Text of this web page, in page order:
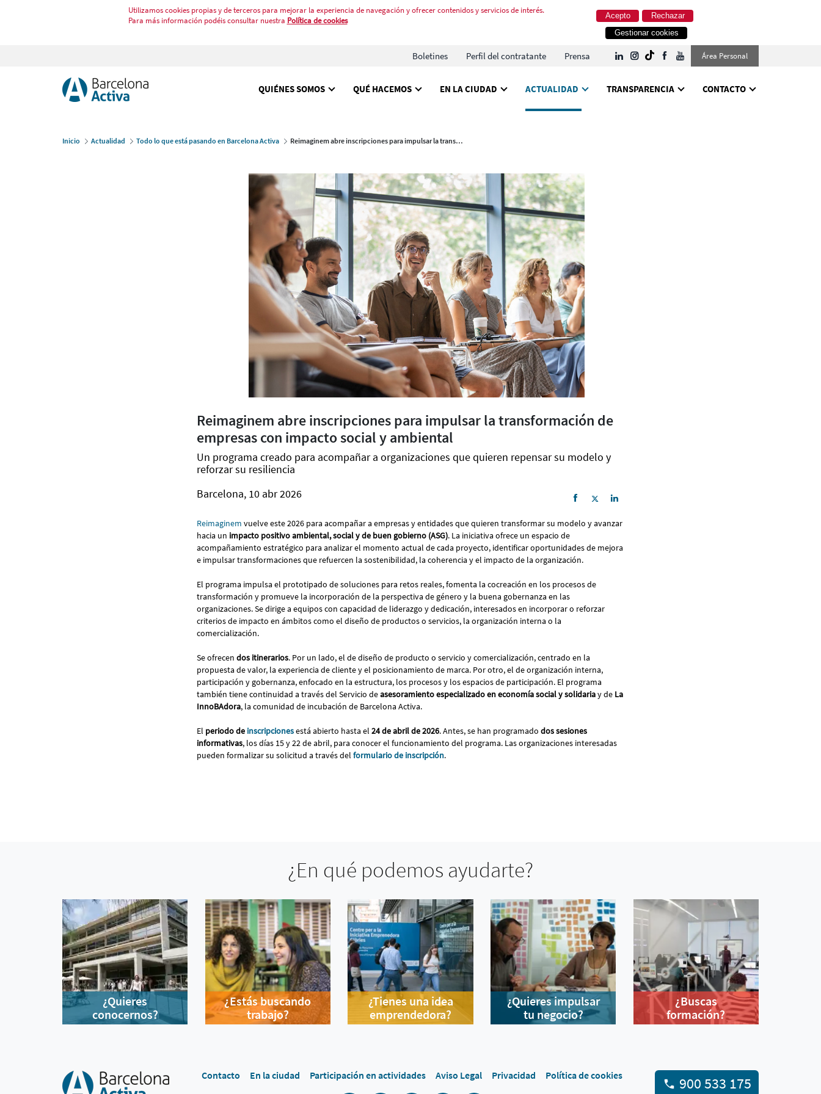
Utilizamos cookies propias y de terceros para mejorar la experiencia de navegación y ofrecer contenidos y servicios de interés.
Para más información podéis consultar nuestra Política de cookies Rechazar
Acepto
Gestionar cookies
Boletines Perfil del contratante Prensa Área Personal
QUIÉNES SOMOS QUÉ HACEMOS EN LA CIUDAD ACTUALIDAD TRANSPARENCIA CONTACTO
Inicio Actualidad Todo lo que está pasando en Barcelona Activa Reimaginem abre inscripciones para impulsar la transformación de empresas con impacto social y ambiental
Reimaginem abre inscripciones para impulsar la transformación de
empresas con impacto social y ambiental
Un programa creado para acompañar a organizaciones que quieren repensar su modelo y
reforzar su resiliencia
Barcelona, 10 abr 2026
Reimaginem vuelve este 2026 para acompañar a empresas y entidades que quieren transformar su modelo y avanzar
hacia un impacto positivo ambiental, social y de buen gobierno (ASG). La iniciativa ofrece un espacio de
acompañamiento estratégico para analizar el momento actual de cada proyecto, identificar oportunidades de mejora
e impulsar transformaciones que refuercen la sostenibilidad, la coherencia y el impacto de la organización.
El programa impulsa el prototipado de soluciones para retos reales, fomenta la cocreación en los procesos de
transformación y promueve la incorporación de la perspectiva de género y la buena gobernanza en las
organizaciones. Se dirige a equipos con capacidad de liderazgo y dedicación, interesados en incorporar o reforzar
criterios de impacto en ámbitos como el diseño de productos o servicios, la organización interna o la
comercialización.
Se ofrecen dos itinerarios. Por un lado, el de diseño de producto o servicio y comercialización, centrado en la
propuesta de valor, la experiencia de cliente y el posicionamiento de marca. Por otro, el de organización interna,
participación y gobernanza, enfocado en la estructura, los procesos y los espacios de participación. El programa
también tiene continuidad a través del Servicio deasesoramiento especializado en economía social y solidariay de La
InnoBAdora, la comunidad de incubación de Barcelona Activa.
El periodo de inscripcionesestá abierto hasta el 24 de abril de 2026. Antes, se han programado dos sesiones
informativas, los días 15 y 22 de abril, para conocer el funcionamiento del programa. Las organizaciones interesadas
pueden formalizar su solicitud a través del formulario de inscripción.
¿En qué podemos ayudarte?
¿Quieres
conocernos?
¿Estás buscando
trabajo?
¿Tienes una idea
emprendedora?
¿Quieres impulsar
tu negocio?
¿Buscas
formación?
Contacto En la ciudad Participación en actividades Aviso Legal Privacidad Política de cookies 900 533 175